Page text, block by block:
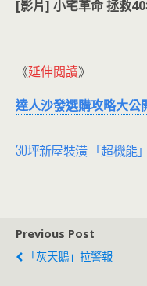
[影片] 小宅革命 拯救
《延伸閱讀》
達人沙發選購攻略大公
30坪新屋裝潢 「超機能
Previous Post
「灰天鵝」拉警報